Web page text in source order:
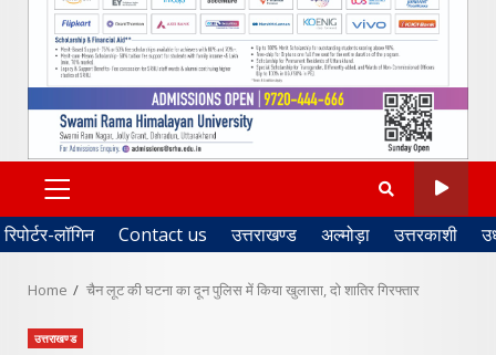
PRIMARY
MENU
रिपोर्टर-लॉगिन Contact us उत्तराखण्ड अल्मोड़ा उत्तरकाशी
Home चैन लूट की घटना का दून पुलिस में किया खुलासा, दो शातिर गिरफ्तार
उत्तराखण्ड